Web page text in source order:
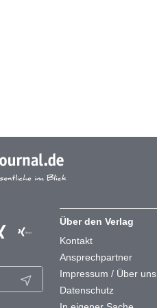
Über den Verlag
Kontakt
Ansprechpartner
Impressum / Über uns
Datenschutz